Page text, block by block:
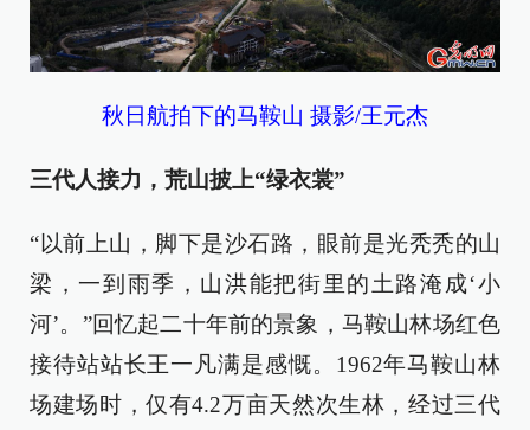
秋日航拍下的马鞍山 摄影/王元杰
三代人接力，荒山披上“绿衣裳”
“以前上山，脚下是沙石路，眼前是光秃秃的山
梁，一到雨季，山洪能把街里的土路淹成‘小
河’。”回忆起二十年前的景象，马鞍山林场红色
接待站站长王一凡满是感慨。1962年马鞍山林
场建场时，仅有4.2万亩天然次生林，经过三代